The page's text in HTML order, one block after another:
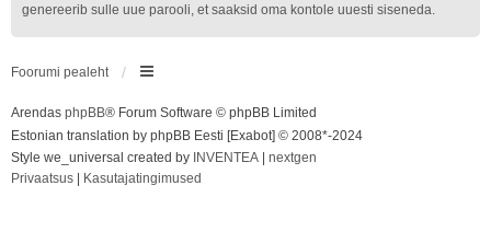
genereerib sulle uue parooli, et saaksid oma kontole uuesti siseneda.
Foorumi pealeht
Arendas phpBB® Forum Software © phpBB Limited
Estonian translation by phpBB Eesti [Exabot] © 2008*-2024
Style we_universal created by INVENTEA
nextgen
Privaatsus
Kasutajatingimused